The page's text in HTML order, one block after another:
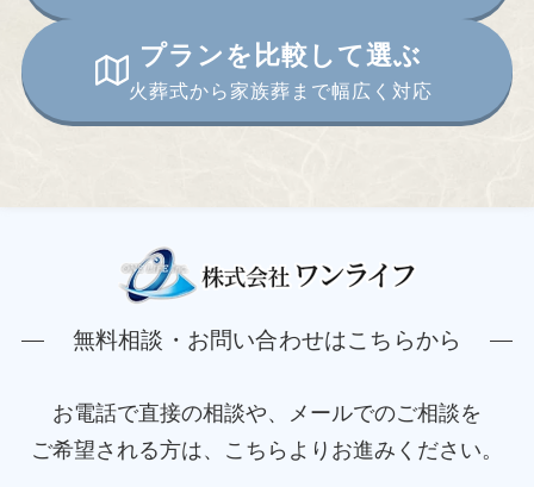
プランを比較して選ぶ
火葬式から家族葬まで幅広く対応
無料相談・お問い合わせはこちらから
お電話で直接の相談や、メールでのご相談を
ご希望される方は、こちらよりお進みください。